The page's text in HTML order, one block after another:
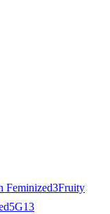
Feminized3Fruity
5G13